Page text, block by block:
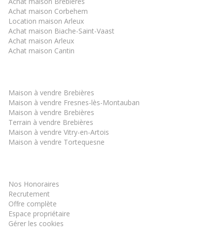
Achat maison Corbehem
Location maison Arleux
Achat maison Biache-Saint-Vaast
Achat maison Arleux
Achat maison Cantin
Maison à vendre Brebières
Maison à vendre Fresnes-lès-Montauban
Maison à vendre Brebières
Terrain à vendre Brebières
Maison à vendre Vitry-en-Artois
Maison à vendre Tortequesne
Nos Honoraires
Recrutement
Offre complète
Espace propriétaire
Gérer les cookies